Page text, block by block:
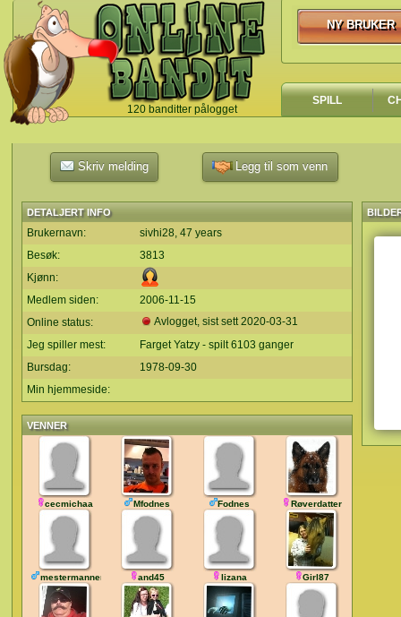
120 banditter pålogget
`
NY BRUKER
NY BRUKER
SPILL
Skriv melding Legg til som venn
DETALJERT INFO
Brukernavn:
sivhi28, 47 years
Besøk:
3813
Kjønn:
Medlem siden:
2006-11-15
Online status:
Avlogget, sist sett2020-03-31
Jeg spiller mest:
Farget Yatzy - spilt 6103 ganger
Bursdag:
1978-09-30
Min hjemmeside:
VENNER
cecmichaa Mfodnes Fodnes Røverdatter
mestermannen and45 lizana Girl87